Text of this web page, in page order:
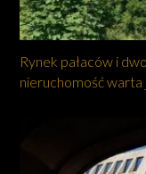
Rynek pałaców i
nieruchomość warta